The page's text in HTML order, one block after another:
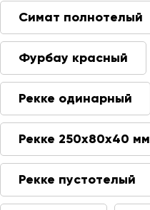
Симат полнотелый
Фурбау красный
Рекке одинарный
Рекке 250х80х40 мм
Рекке пустотелый